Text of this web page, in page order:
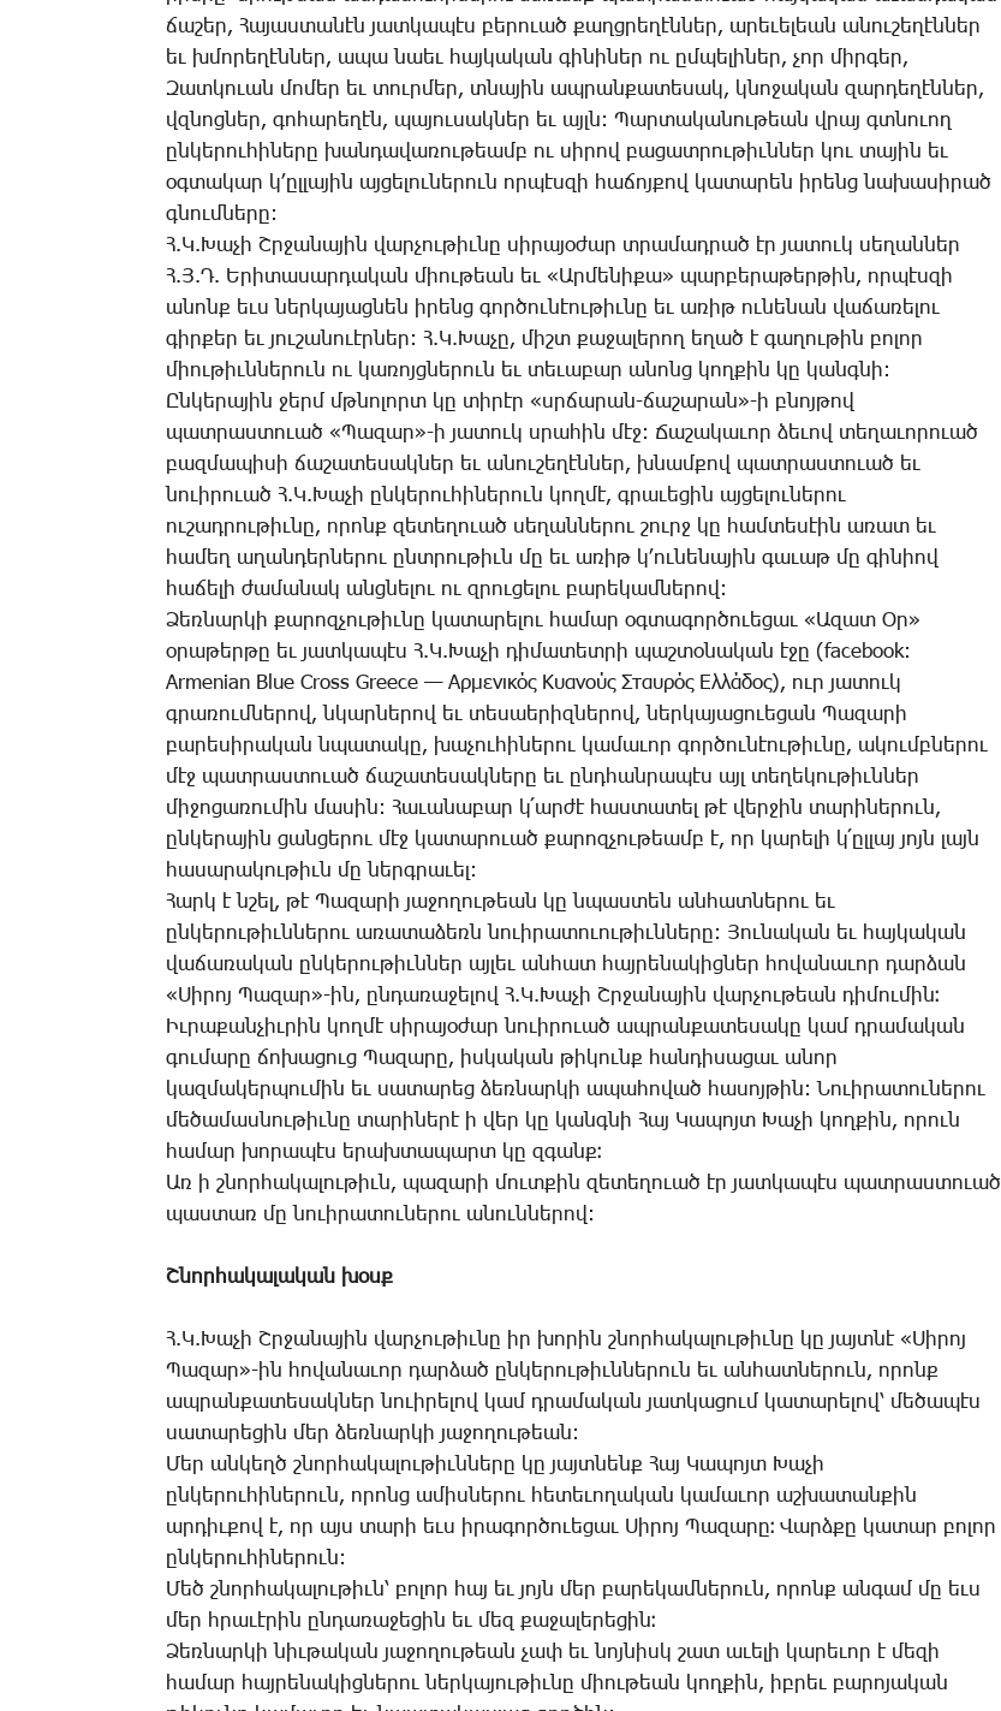
ճա­շեր, ­­­Հա­յաս­տա­նէն յատ­կա­պէս բե­րո­ւած քաղց­րե­ղէն­ներ, ա­րե­ւե­լեան ա­նու­շե­ղէն­ներ
եւ խմո­րե­ղէն­ներ, ա­պա նաեւ հայ­կա­կան գի­նի­ներ ու ըմ­պե­լի­ներ, չոր միր­գեր,
­­­­Զատ­կո­ւան մո­մեր եւ տուր­մեր, տնա­յին ապ­րան­քա­տե­սակ, կնո­ջա­կան զար­դե­ղէն­ներ,
վզնոց­ներ, գո­հա­րե­ղէն­, պա­յու­սակ­ներ ե­ւ­­ այլն: ­­­Պար­տա­կա­նու­թեան վրայ գտնո­ւող
ըն­կե­րու­հի­նե­րը խան­դա­վա­ռու­թեամբ ու սի­րով բա­ցատ­րու­թիւն­ներ կու տա­յին եւ
օգ­տա­կար կ­­­­՚ըլ­լա­յին այ­ցե­լու­նե­րուն որ­պէս­զի հա­ճոյ­քով կա­տա­րեն ի­րենց նա­խա­սի­րած
գնում­նե­րը:
Հ.­­Կ.­­­­­Խա­չի Շր­ջա­նա­յին վար­չու­թիւ­նը սի­րա­յօ­ժար տրա­մադ­րած էր յա­տուկ սե­ղան­ներ
Հ.Յ.Դ. Ե­րի­տա­սար­դա­կան միու­թեան եւ «Ար­մե­նի­քա» պար­բե­րա­թեր­թին, որ­պէս­զի
ա­նոնք եւս ներ­կա­յաց­նեն ի­րենց գոր­ծու­նէու­թիւ­նը եւ ա­ռիթ ու­նե­նան վա­ճա­ռե­լու
գիր­քեր եւ յու­շա­նո­ւէր­ներ: ­­Հ.Կ.­­­Խա­չը, միշտ քա­ջա­լե­րող ե­ղած է գա­ղու­թին բո­լոր
միու­թիւն­նե­րուն ու կա­ռոյց­նե­րուն եւ տե­ւա­բար ա­նոնց կող­քին կը կանգ­նի:
Ըն­կե­րա­յին ջերմ մթնո­լորտ կը տի­րէր «սրճա­րան-ճա­շա­րան»-ի բնոյ­թով
պատ­րաս­տո­ւած ­«­­­Պա­զա­ր»-ի յա­տուկ սրա­հին մէջ: ­­­­Ճա­շա­կա­ւոր ձե­ւով տե­ղա­ւո­րո­ւած
բազ­մա­պի­սի ճա­շա­տե­սակ­ներ եւ ա­նու­շե­ղէն­ներ, խնամ­քով պատ­րաս­տո­ւած եւ
նո­ւի­րո­ւած Հ.Կ.­­­­­­­Խա­չի ըն­կե­րու­հի­նե­րուն կող­մէ, գրա­ւե­ցին այ­ցե­լու­նե­րու
ու­շադ­րու­թիւ­նը, ո­րոնք զե­տե­ղո­ւած սե­ղան­նե­րու շուրջ կը համ­տե­սէին ա­ռատ եւ
հա­մեղ ա­ղան­դեր­նե­րու ընտ­րու­թիւն մը եւ ա­ռիթ կ­­­­՚ու­նե­նա­յին գա­ւաթ մը գի­նիով
հա­ճե­լի ժա­մա­նակ անց­նե­լու ու զրու­ցե­լու բա­րե­կամ­նե­րով:
­­­Ձեռ­նար­կի քա­րոզ­չու­թիւ­նը կա­տա­րե­լու հա­մար օգ­տա­գոր­ծո­ւե­ցաւ «Ա­զատ Օր»
օ­րա­թեր­թը եւ յատ­կա­պէս Հ.Կ.­­­­­­Խա­չի դի­մա­տետ­րի պաշ­տօ­նա­կան է­ջը (facebook:
Armenian Blue Cross Greece — Αρμενικός Κυανούς Σταυρός Ελλάδος), ուր յա­տուկ
գրա­ռում­նե­րով, նկար­նե­րով եւ տե­սաե­րիզ­նե­րով, ներ­կա­յա­ցո­ւե­ցան ­­­­­­Պա­զա­րի
բա­րե­սի­րա­կան նպա­տա­կը, խա­չու­հի­նե­րու կա­մա­ւոր գոր­ծու­նէու­թիւ­նը, ա­կումբ­նե­րու
մէջ պատ­րաս­տո­ւած ճա­շա­տե­սակ­նե­րը եւ ընդ­հան­րա­պէս այլ տե­ղե­կու­թիւն­ներ
­­­մի­ջո­ցա­ռու­մին մա­սին: ­­­Հա­ւա­նա­բար կ­­­՛ար­ժէ հաս­տա­տել թէ վեր­ջին տա­րի­նե­րուն,
ըն­կե­րա­յին ցան­ցե­րու մէջ կա­տա­րո­ւած քա­րոզ­չու­թեամբ է, որ կա­րե­լի կ­­­՛ըլ­լայ յոյն լայն
հա­սա­րա­կու­թիւն մը ներգ­րա­ւել:
­­­Հարկ է նշել, թէ ­­­­Պա­զա­րի յա­ջո­ղու­թեան կը նպաս­տեն ան­հատ­նե­րու եւ
ըն­կե­րու­թիւն­նե­րու ա­ռա­տա­ձեռն նո­ւի­րա­տուու­թիւն­նե­րը: ­­­­Յու­նա­կան եւ հայ­կա­կան
վա­ճա­ռա­կան ըն­կե­րու­թիւն­ներ այ­լեւ ան­հատ հայ­րե­նա­կից­ներ հո­վա­նա­ւոր դար­ձան
«­­­­­­Սի­րոյ ­­­­­­Պա­զար»-ին, ըն­դա­ռա­ջե­լով Հ.Կ.­­­­Խա­չի Շր­ջա­նա­յին ­­վար­չու­թեան դի­մու­մին։
Իւ­րա­քան­չիւ­րին կող­մէ սի­րա­յօ­ժար նո­ւի­րո­ւած ապ­րան­քա­տե­սա­կը կամ դրա­մա­կան
գու­մա­րը ճո­խա­ցուց ­­­Պա­զա­րը, իս­կա­կան թի­կունք հան­դի­սա­ցաւ ա­նոր
կազ­մա­կեր­պու­մին եւ սա­տա­րեց ձեռ­նար­կի ա­պա­հո­ված հա­սոյ­թին: ­­­­Նո­ւի­րա­տու­նե­րու
մե­ծա­մաս­նու­թիւ­նը տա­րի­նե­րէ ի վեր կը կանգ­նի ­­­­­­Հայ ­­­­­­Կա­պոյտ ­­­­­Խա­չի կող­քին, ո­րուն
հա­մար խո­րա­պէս ե­րախ­տա­պարտ կը զգանք։
Առ ի շնոր­հա­կա­լու­թիւն, պա­զա­րի մուտ­քին զե­տե­ղո­ւած էր յատ­կա­պէս պատ­րաս­տո­ւած
պաս­տառ մը նո­ւի­րա­տու­նե­րու ա­նուն­նե­րով: ­­
Շ­նոր­հա­կա­լա­կան խօսք
Հ.Կ.­­­Խա­չի Շր­ջա­նա­յին վար­չու­թիւ­նը իր խո­րին շնոր­հա­կա­լու­թիւ­նը կը յայտ­նէ «­­­Սի­րոյ
­­­Պա­զար»-ին հո­վա­նա­ւոր դար­ձած ըն­կե­րու­թիւն­նե­րուն եւ ան­հատ­նե­րուն, ո­րոնք
ապ­րան­քա­տե­սակ­ներ նուի­րե­լով կամ դրա­մա­կան յատ­կա­ցում կա­տա­րե­լով՝ մե­ծա­պէս
սա­տա­րե­ցին մեր ձեռ­նար­կի յա­ջո­ղու­թեան:
­­­Մեր ան­կեղծ շնոր­հա­կա­լու­թիւն­նե­րը կը յայտ­նենք ­­­Հայ ­­­Կա­պոյտ ­­­Խա­չի
ըն­կե­րու­հի­նե­րուն, ո­րոնց ա­միս­նե­րու հե­տե­ւո­ղա­կան կա­մա­ւոր աշ­խա­տան­քին
ար­դիւ­քով է, որ այս տա­րի եւս ի­րա­գոր­ծո­ւե­ցաւ ­­­Սի­րոյ ­­­Պա­զա­րը։ ­­­Վարձ­քը կա­տար բո­լոր
ըն­կե­րու­հի­նե­րուն:
­­­Մեծ շնոր­հա­կա­լու­թիւն՝ բո­լոր հայ եւ յոյն մեր բա­րե­կամ­նե­րուն, ո­րոնք ան­գամ մը եւս
մեր հրա­ւէ­րին ըն­դա­ռա­ջե­ցին եւ մեզ քա­ջա­լե­րե­ցին։
­­­Ձեռ­նար­կի նիւ­թա­կան յա­ջո­ղու­թեան չափ եւ նոյ­նիսկ շատ ա­ւե­լի կա­րե­ւոր է մե­զի
հա­մար հայ­րե­նա­կից­նե­րու ներ­կա­յու­թիւ­նը ­­միու­թեան կող­քին, իբ­րեւ բա­րո­յա­կան